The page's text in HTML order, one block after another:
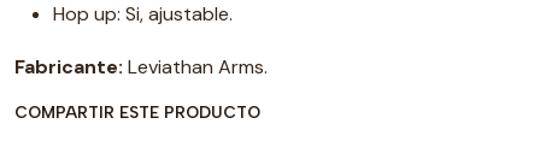
Hop up: Si, ajustable.
Fabricante: Leviathan Arms.
COMPARTIR ESTE PRODUCTO